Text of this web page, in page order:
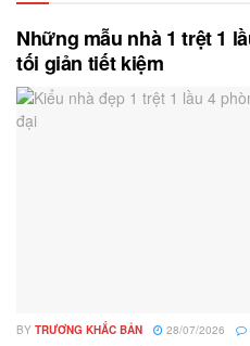
Những mẫu nhà 1 trệt 1
tối giản tiết kiệm
BY TRƯƠNG KHẮC BẢN 28/07/2026